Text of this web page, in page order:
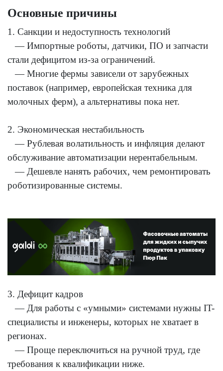
Основные причины
1. Санкции и недоступность технологий
— Импортные роботы, датчики, ПО и запчасти
стали дефицитом из-за ограничений.
— Многие фермы зависели от зарубежных
поставок (например, европейская техника для
молочных ферм), а альтернативы пока нет.
2. Экономическая нестабильность
— Рублевая волатильность и инфляция делают
обслуживание автоматизации нерентабельным.
— Дешевле нанять рабочих, чем ремонтировать
роботизированные системы.
3. Дефицит кадров
— Для работы с «умными» системами нужны IT-
специалисты и инженеры, которых не хватает в
регионах.
— Проще переключиться на ручной труд, где
требования к квалификации ниже.